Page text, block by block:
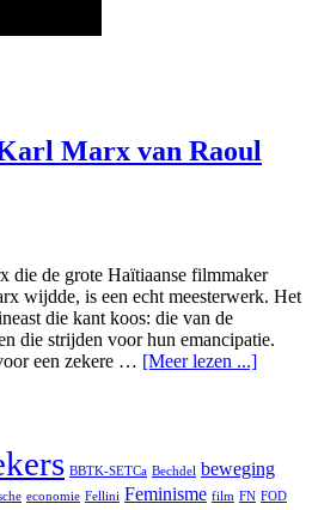
Marx van Raoul
die de grote Haïtiaanse filmmaker
wijdde, is een echt meesterwerk. Het
die kant koos: die van de
die strijden voor hun emancipatie.
een zekere … [Meer lezen ...]
BBTK-SETCa Bechdel beweging
economie Fellini Feminisme film FN FOD